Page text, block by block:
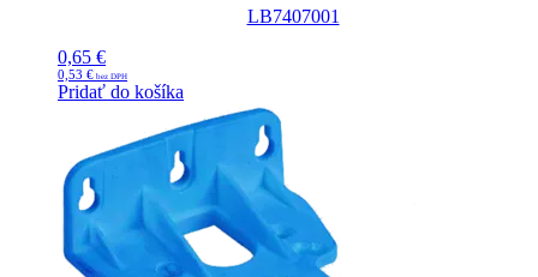
LB7407001
0,65 €
0,53 €
Pridať do košíka